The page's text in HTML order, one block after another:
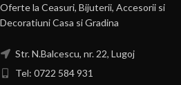
Oferte la Ceasuri, Bijuterii, Accesorii si
Decoratiuni Casa si Gradina
Str. N.Balcescu, nr. 22, Lugoj
Tel: 0722 584 931